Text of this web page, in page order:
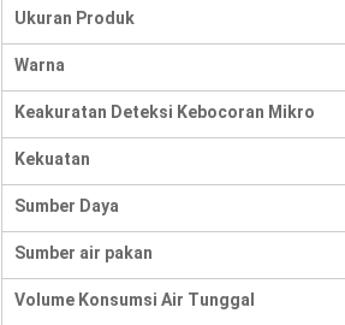
Ukuran Produk
Warna
Keakuratan Deteksi Kebocoran Mikro
Kekuatan
Sumber Daya
Sumber air pakan
Volume Konsumsi Air Tunggal